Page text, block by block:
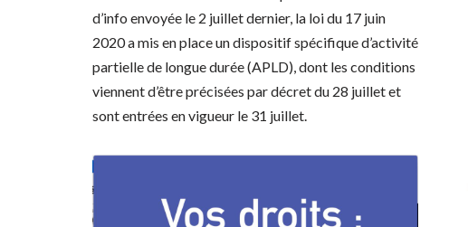
d’info envoyée le 2 juillet dernier, la loi du 17 juin
2020 a mis en place un dispositif spécifique d’activité
partielle de longue durée (APLD), dont les conditions
viennent d’être précisées par décret du 28 juillet et
sont entrées en vigueur le 31 juillet.